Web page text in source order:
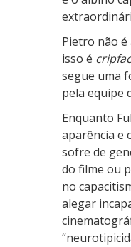
Pietro não
isso é
segue uma
pela equipe
Enquanto
aparência e
sofre de
do filme ou
no
alegar